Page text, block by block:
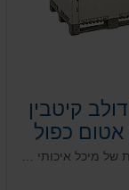
קיטבין
אטום כפול